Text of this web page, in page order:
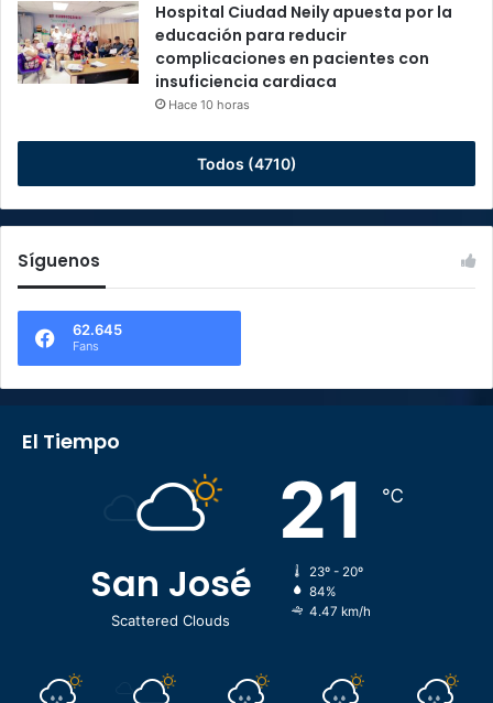
Hospital Ciudad Neily apuesta por la
educación para reducir
complicaciones en pacientes con
insuficiencia cardiaca
Hace 10 horas
Todos (4710)
Síguenos
62.645
Fans
El Tiempo
San José
Scattered Clouds
21 ℃
23º - 20º
84%
4.47 km/h